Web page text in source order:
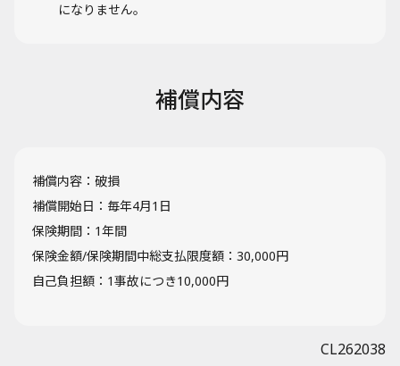
になりません。
補償内容
補償内容：破損
補償開始日：毎年4月1日
保険期間：1年間
保険金額/保険期間中総支払限度額：30,000円
自己負担額：1事故につき10,000円
CL262038